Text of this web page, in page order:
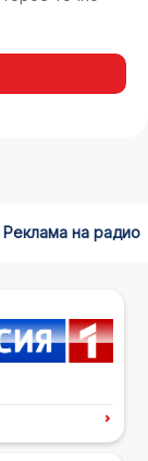
Реклама на радио